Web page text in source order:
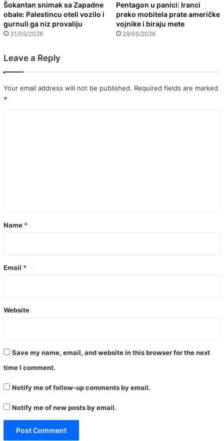
Šokantan snimak sa Zapadne
obale: Palestincu oteli vozilo i
gurnuli ga niz provaliju
31/05/2026
Pentagon u panici: Iranci
preko mobitela prate američke
vojnike i biraju mete
29/05/2026
Leave a Reply
Your email address will not be published. Required fields are marked
*
*
Name *
Email *
Website
Save my name, email, and website in this browser for the next
time I comment.
Notify me of follow-up comments by email.
Notify me of new posts by email.